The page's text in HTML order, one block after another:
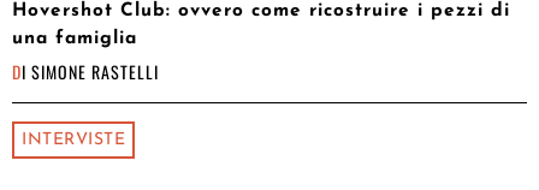
Hovershot Club: ovvero come ricostruire i pezzi di
una famiglia
DI SIMONE RASTELLI
INTERVISTE